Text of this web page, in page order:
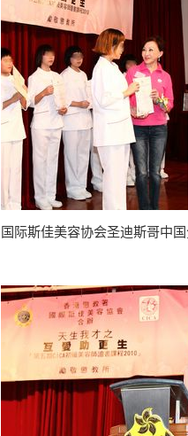
国际斯佳美容协会圣迪斯哥中